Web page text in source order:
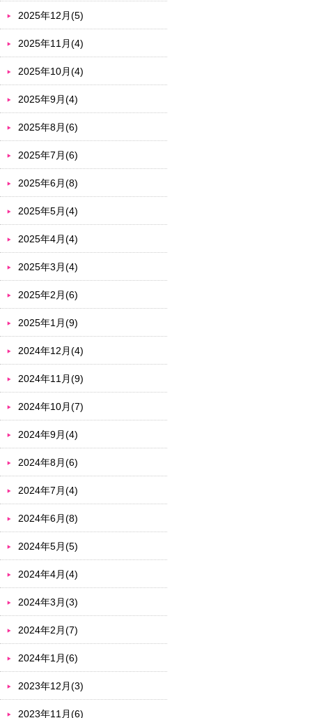
2025年12月(5)
2025年11月(4)
2025年10月(4)
2025年9月(4)
2025年8月(6)
2025年7月(6)
2025年6月(8)
2025年5月(4)
2025年4月(4)
2025年3月(4)
2025年2月(6)
2025年1月(9)
2024年12月(4)
2024年11月(9)
2024年10月(7)
2024年9月(4)
2024年8月(6)
2024年7月(4)
2024年6月(8)
2024年5月(5)
2024年4月(4)
2024年3月(3)
2024年2月(7)
2024年1月(6)
2023年12月(3)
2023年11月(6)